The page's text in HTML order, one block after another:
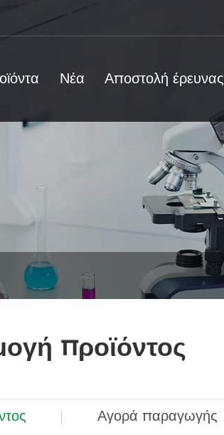
Νέα Αποστολή έρευνας
προϊόντος
Αγορά παραγωγής